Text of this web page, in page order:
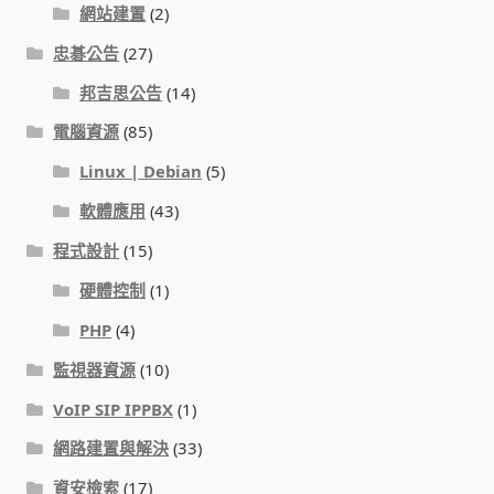
網站建置 (2)
忠碁公告 (27)
邦吉思公告 (14)
電腦資源 (85)
Linux | Debian (5)
軟體應用 (43)
程式設計 (15)
硬體控制 (1)
PHP (4)
監視器資源 (10)
VoIP SIP IPPBX (1)
網路建置與解決 (33)
資安檢索 (17)